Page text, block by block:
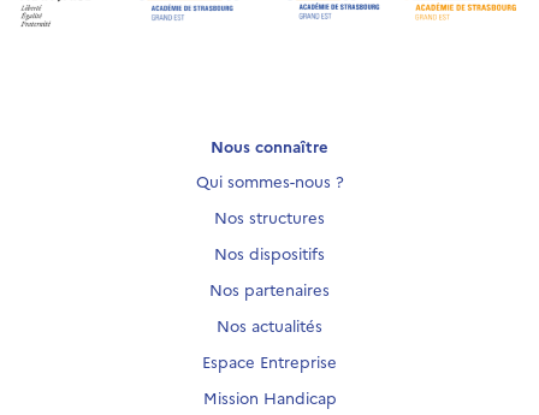
Nous connaître
Qui sommes-nous ?
Nos structures
Nos dispositifs
Nos partenaires
Nos actualités
Espace Entreprise
Mission Handicap